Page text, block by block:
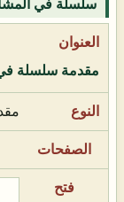
مقدمة سلسلة